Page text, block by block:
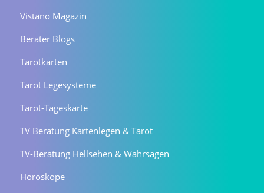
Vistano Magazin
Berater Blogs
Tarotkarten
Tarot Legesysteme
Tarot-Tageskarte
TV Beratung Kartenlegen & Tarot
TV-Beratung Hellsehen & Wahrsagen
Horoskope